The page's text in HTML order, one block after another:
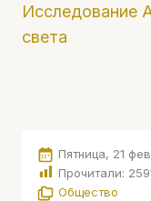
Исследование
света
Пятница, 21
Прочитали:
Общество